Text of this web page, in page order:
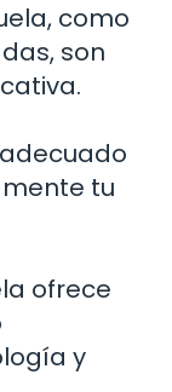
como
son
tu
ofrece
y